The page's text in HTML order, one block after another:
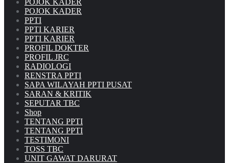
POJOK KADER
POJOK KADER
PPTI
PPTI KARIER
PPTI KARIER
PROFIL DOKTER
PROFIL JRC
RADIOLOGI
RENSTRA PPTI
SAPA WILAYAH PPTI PUSAT
SARAN & KRITIK
SEPUTAR TBC
Shop
TENTANG PPTI
TENTANG PPTI
TESTIMONI
TOSS TBC
UNIT GAWAT DARURAT